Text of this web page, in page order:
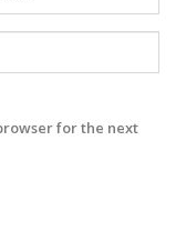
for the next